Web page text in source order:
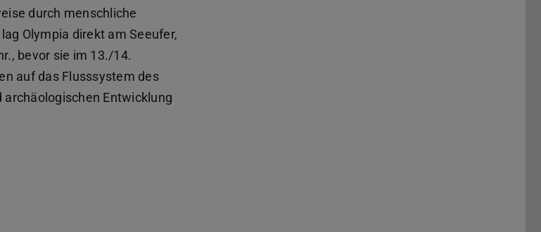
durch menschliche
Olympia direkt am Seeufer,
bevor sie im 13./14.
auf das Flusssystem des
Entwicklung